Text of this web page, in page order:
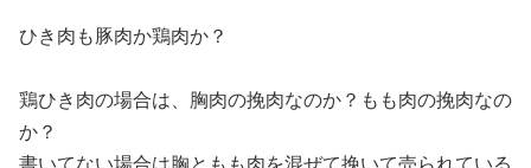
ひき肉も豚肉か鶏肉か？
鶏ひき肉の場合は、胸肉の挽肉なのか？もも肉の挽肉なの
か？
書いてない場合は胸ともも肉を混ぜて挽いて売られている